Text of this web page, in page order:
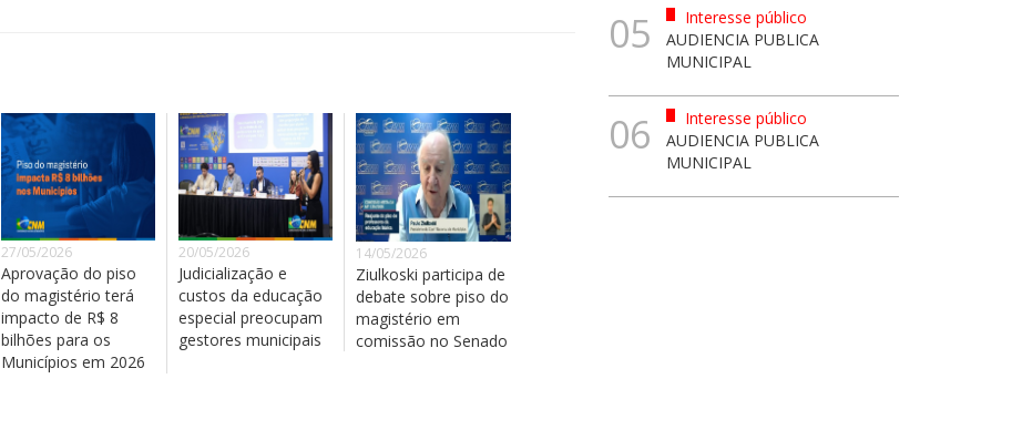
27/05/2026
Aprovação do piso
do magistério terá
impacto de R$ 8
bilhões para os
Municípios em 2026
20/05/2026
Judicialização e
custos da educação
especial preocupam
gestores municipais
14/05/2026
Ziulkoski participa de
debate sobre piso do
magistério em
comissão no Senado
05
Interesse público
AUDIENCIA PUBLICA
MUNICIPAL
06
Interesse público
AUDIENCIA PUBLICA
MUNICIPAL